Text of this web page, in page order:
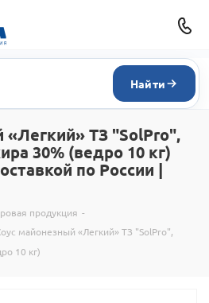
Найти
«Легкий» ТЗ "SolPro",
30% (ведро 10 кг)
по России |
продукция -
майонезный «Легкий» ТЗ "SolPro",
10 кг)